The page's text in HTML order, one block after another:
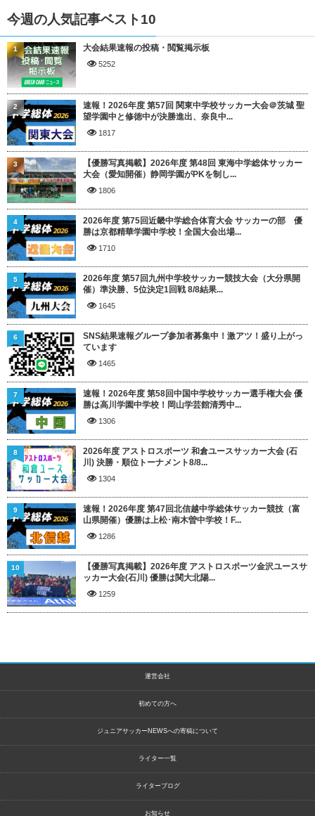
今週の人気記事ベスト10
大会結果速報の投稿・閲覧掲示板
5252
1
速報！2026年度 第57回 関東中学校サッカー大会＠茨城 聖
望学園中と修徳中が決勝進出、奈良中...
1817
2
【優勝写真掲載】2026年度 第48回 東海中学総体サッカー
大会（愛知開催）静岡学園がPKを制し...
1806
3
2026年度 第75回近畿中学総合体育大会 サッカーの部 優
勝は京都精華学園中学校！全国大会出場...
1710
4
2026年度 第57回九州中学校サッカー競技大会（大分県開
催）準決勝、5位決定1回戦 8/8結果...
1645
5
SNS結果速報グループ参加者募集中！激アツ！盛り上がっ
ています
1465
6
速報！2026年度 第58回中国中学校サッカー選手権大会 優
勝は高川学園中学校！岡山学芸館清秀中...
1306
7
2026年度 アストロスポーツ 和倉ユースサッカー大会 (石
川) 決勝・順位トーナメント8/8...
1304
8
速報！2026年度 第47回北信越中学総体サッカー競技（富
山県開催）優勝は上松･南木曽中学校！F...
1286
9
【優勝写真掲載】2026年度 アストロスポーツ金沢ユースサ
ッカー大会(石川) 優勝は関大北陽...
1259
10
運営会社
初めての方へ
ジュニアサッカーNEWSへの寄稿について
ライター一覧
ライターブログ
お知らせ